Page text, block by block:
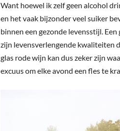
Want hoewel ik zelf geen alcohol
en het vaak bijzonder veel suiker
binnen een gezonde levensstijl.
zijn levensverlengende kwaliteiten
glas rode wijn kan dus zeker zijn
excuus om elke avond een fles te